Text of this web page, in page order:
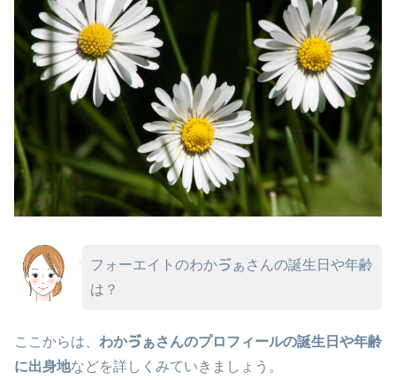
フォーエイトのわかゔぁさんの誕生日や年齢
は？
ここからは、 わかゔぁさんのプロフィールの誕生日や年齢
に出身地などを詳しくみていきましょう。